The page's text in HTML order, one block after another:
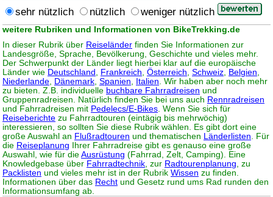
sehr nützlich nützlich weniger nützlich
weitere Rubriken und Informationen von BikeTrekking.de
In dieser Rubrik über Reiseländer finden Sie Informationen zur
Landesgröße, Sprache, Bevölkerung, Geschichte und vieles mehr.
Der Schwerpunkt der Länder liegt hierbei klar auf die europäische
Länder wie Deutschland , Frankreich, Österreich, Schweiz, Belgien,
Niederlande, Dänemark, Spanien, Italien. Wir haben aber noch mehr
zu bieten. Z.B. individuelle buchbare Fahrradreisen und
Gruppenradreisen. Natürlich finden Sie bei uns auch Rennradreisen
und Fahrradreisen mit Pedelecs/E-Bikes. Wenn Sie sich für
Reiseberichte zu Fahrradtouren (eintägig bis mehrwöchig)
interessieren, so sollten Sie diese Rubrik wählen. Es gibt dort eine
große Auswahl an Flußradtouren und thematischen Länderlisten. Für
die Reiseplanung Ihrer Fahrradreise gibt es genauso eine große
Auswahl, wie für die Ausrüstung (Fahrrad, Zelt, Camping). Eine
Knowledgebase über Fahrradtechnik, zur Radtourenplanung, zu
Packlisten und vieles mehr ist in der Rubrik Wissen zu finden.
Informationen über das Recht und Gesetz rund ums Rad runden den
Informationsumfang ab.